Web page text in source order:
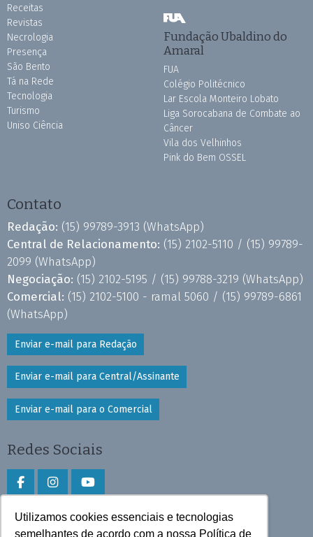
Utilizamos cookies essenciais e tecnologias
semelhantes de acordo com a nossa Política de
Receitas
Revistas
Necrologia
Presença
São Bento
Tá na Rede
Tecnologia
Turismo
Uniso Ciência
Fundação Ubaldino do
Amaral
FUA
Colégio Politécnico
Lar Escola Monteiro Lobato
Liga Sorocabana de Combate ao
Câncer
Vila dos Velhinhos
Pink do Bem OSSEL
Contato
Redação: (15) 99789-3913 (WhatsApp)
Central de Relacionamento: (15) 2102-5110 / (15) 99789-
2099 (WhatsApp)
Negociação: (15) 2102-5195 / (15) 99788-3219 (WhatsApp)
Comercial: (15) 2102-5100 - ramal 5060 / (15) 99789-6861
(WhatsApp)
Enviar e-mail para Redação
Enviar e-mail para Central/Assinante
Enviar e-mail para o Comercial
Redes Sociais
Faça download do aplicativo